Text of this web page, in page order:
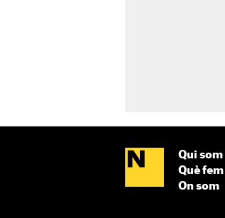
Qui som
Què fem
On som